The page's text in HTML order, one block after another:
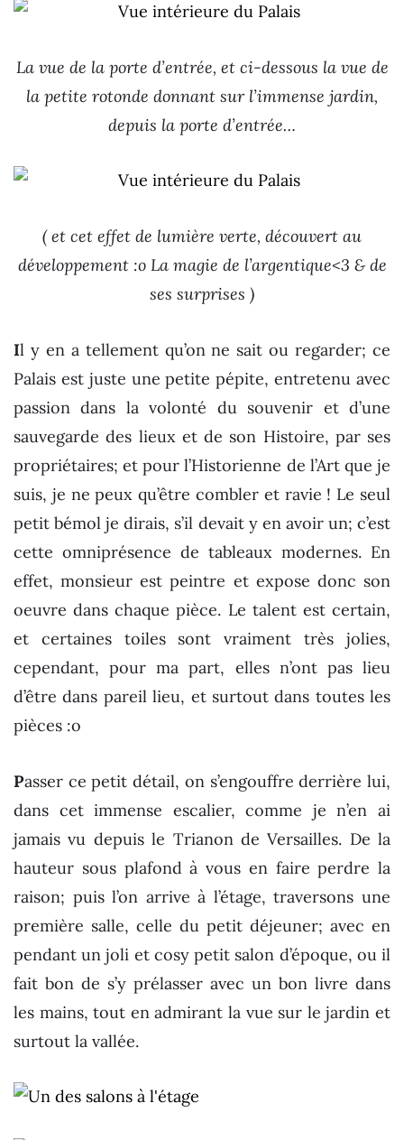
La vue de la porte d’entrée, et ci-dessous la vue de
la petite rotonde donnant sur l’immense jardin,
depuis la porte d’entrée…
( et cet effet de lumière verte, découvert au
développement :o La magie de l’argentique<3 & de
ses surprises )
Il y en a tellement qu’on ne sait ou regarder; ce
Palais est juste une petite pépite, entretenu avec
passion dans la volonté du souvenir et d’une
sauvegarde des lieux et de son Histoire, par ses
propriétaires; et pour l’Historienne de l’Art que je
suis, je ne peux qu’être combler et ravie ! Le seul
petit bémol je dirais, s’il devait y en avoir un; c’est
cette omniprésence de tableaux modernes. En
effet, monsieur est peintre et expose donc son
oeuvre dans chaque pièce. Le talent est certain,
et certaines toiles sont vraiment très jolies,
cependant, pour ma part, elles n’ont pas lieu
d’être dans pareil lieu, et surtout dans toutes les
pièces :o
Passer ce petit détail, on s’engouffre derrière lui,
dans cet immense escalier, comme je n’en ai
jamais vu depuis le Trianon de Versailles. De la
hauteur sous plafond à vous en faire perdre la
raison; puis l’on arrive à l’étage, traversons une
première salle, celle du petit déjeuner; avec en
pendant un joli et cosy petit salon d’époque, ou il
fait bon de s’y prélasser avec un bon livre dans
les mains, tout en admirant la vue sur le jardin et
surtout la vallée.